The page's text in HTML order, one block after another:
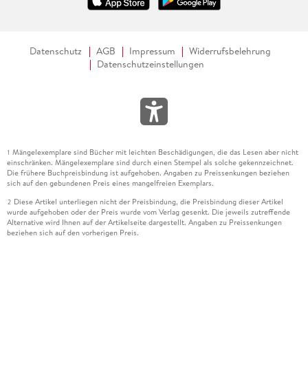
Datenschutz AGB Impressum
Widerrufsbelehrung
Datenschutzeinstellungen
1 Mängelexemplare sind Bücher mit leichten Beschädigungen, die das Lesen aber nicht
einschränken. Mängelexemplare sind durch einen Stempel als solche gekennzeichnet.
Die frühere Buchpreisbindung ist aufgehoben. Angaben zu Preissenkungen beziehen
sich auf den gebundenen Preis eines mangelfreien Exemplars.
2 Diese Artikel unterliegen nicht der Preisbindung, die Preisbindung dieser Artikel
wurde aufgehoben oder der Preis wurde vom Verlag gesenkt. Die jeweils zutreffende
Alternative wird Ihnen auf der Artikelseite dargestellt. Angaben zu Preissenkungen
beziehen sich auf den vorherigen Preis.